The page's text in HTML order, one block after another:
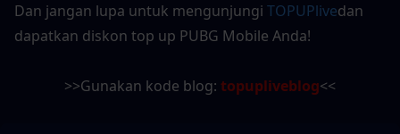
Dan jangan lupa untuk mengunjungi TOPUPlivedan
dapatkan diskon top up PUBG Mobile Anda!
>>Gunakan kode blog: topupliveblog<<